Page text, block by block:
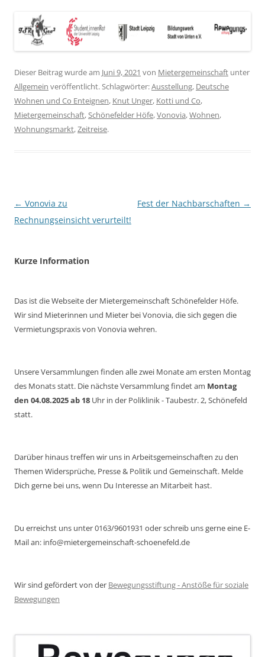
Dieser Beitrag wurde am Juni 9, 2021 von Mietergemeinschaft unter
Allgemein veröffentlicht. Schlagwörter:Ausstellung, Deutsche
Wohnen und Co Enteignen, Knut Unger, Kotti und Co,
Mietergemeinschaft, Schönefelder Höfe,Vonovia,Wohnen,
Wohnungsmarkt,Zeitreise.
Beitragsnavigation
← Vonovia zu
Rechnungseinsicht verurteilt!
Fest der Nachbarschaften →
Kurze Information
Das ist die Webseite der Mietergemeinschaft Schönefelder Höfe.
Wir sind Mieterinnen und Mieter bei Vonovia, die sich gegen die
Vermietungspraxis von Vonovia wehren.
Unsere Versammlungen finden alle zwei Monate am ersten Montag
des Monats statt. Die nächste Versammlung findet am Montag
den 04.08.2025 ab 18 Uhr in der Poliklinik - Taubestr. 2, Schönefeld
statt.
Darüber hinaus treffen wir uns in Arbeitsgemeinschaften zu den
Themen Widersprüche, Presse & Politik und Gemeinschaft. Melde
Dich gerne bei uns, wenn Du Interesse an Mitarbeit hast.
Du erreichst uns unter 0163/9601931 oder schreib uns gerne eine E-
Mail an: info@mietergemeinschaft-schoenefeld.de
Wir sind gefördert von der Bewegungsstiftung - Anstöße für soziale
Bewegungen